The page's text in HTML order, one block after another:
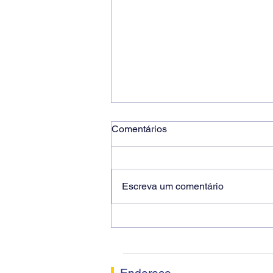
Comentários
Escreva um comentário